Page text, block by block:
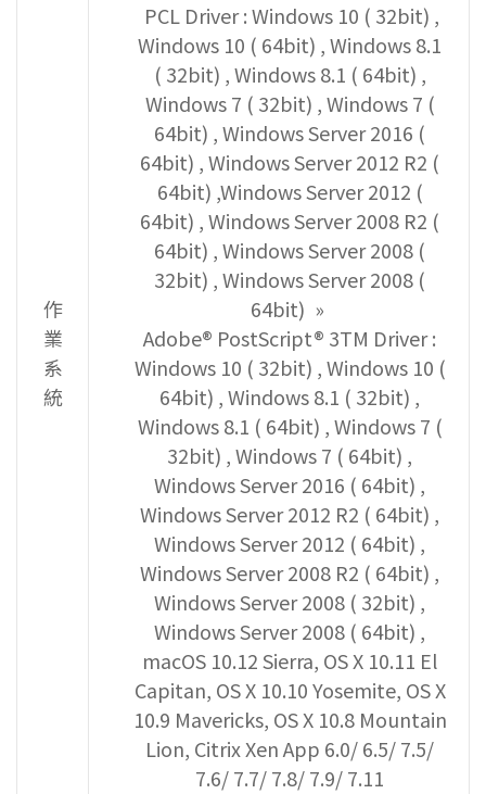
作
業
系
統
PCL Driver : Windows 10 ( 32bit) ,
Windows 10 ( 64bit) , Windows 8.1
( 32bit) , Windows 8.1 ( 64bit) ,
Windows 7 ( 32bit) , Windows 7 (
64bit) , Windows Server 2016 (
64bit) , Windows Server 2012 R2 (
64bit) ,Windows Server 2012 (
64bit) , Windows Server 2008 R2 (
64bit) , Windows Server 2008 (
32bit) , Windows Server 2008 (
64bit)
Adobe® PostScript® 3TM Driver :
Windows 10 ( 32bit) , Windows 10 (
64bit) , Windows 8.1 ( 32bit) ,
Windows 8.1 ( 64bit) , Windows 7 (
32bit) , Windows 7 ( 64bit) ,
Windows Server 2016 ( 64bit) ,
Windows Server 2012 R2 ( 64bit) ,
Windows Server 2012 ( 64bit) ,
Windows Server 2008 R2 ( 64bit) ,
Windows Server 2008 ( 32bit) ,
Windows Server 2008 ( 64bit) ,
macOS 10.12 Sierra, OS X 10.11 El
Capitan, OS X 10.10 Yosemite, OS X
10.9 Mavericks, OS X 10.8 Mountain
Lion, Citrix Xen App 6.0/ 6.5/ 7.5/
7.6/ 7.7/ 7.8/ 7.9/ 7.11